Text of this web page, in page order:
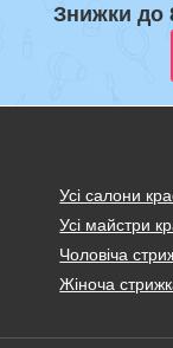
Знижки до
Усі салони
Усі майстри
Чоловіча
Жіноча